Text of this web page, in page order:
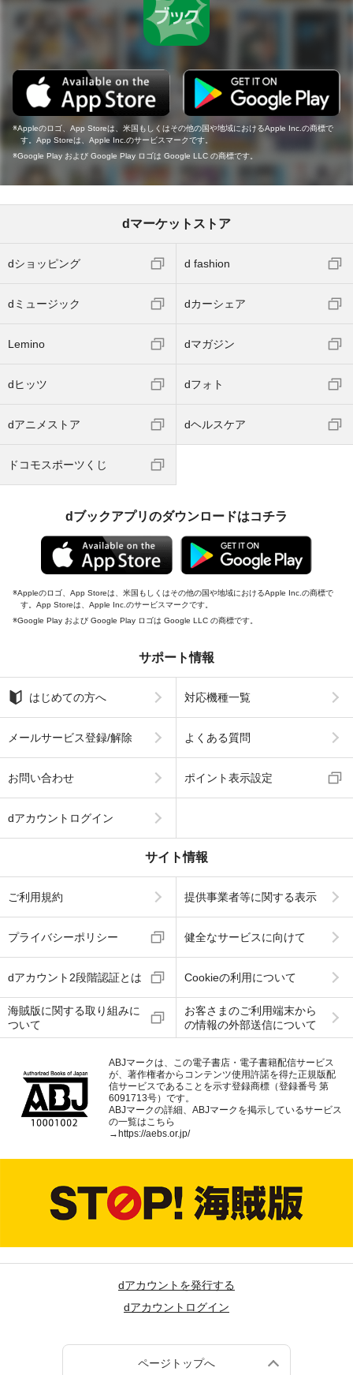
Appleのロゴ、App Storeは、米国もしくはその他の国や地域におけるApple Inc.の商標で
す。App Storeは、Apple Inc.のサービスマークです。
Google Play および Google Play ロゴは Google LLC の商標です。
dマーケットストア
dショッピング d fashion
dミュージック dカーシェア
Lemino dマガジン
dヒッツ dフォト
dアニメストア dヘルスケア
ドコモスポーツくじ
dブックアプリのダウンロードはコチラ
Appleのロゴ、App Storeは、米国もしくはその他の国や地域におけるApple Inc.の商標で
す。App Storeは、Apple Inc.のサービスマークです。
Google Play および Google Play ロゴは Google LLC の商標です。
サポート情報
はじめての方へ 対応機種一覧
メールサービス登録/解除 よくある質問
お問い合わせ ポイント表示設定
dアカウントログイン
サイト情報
ご利用規約 提供事業者等に関する表示
プライバシーポリシー 健全なサービスに向けて
dアカウント2段階認証とは Cookieの利用について
海賊版に関する取り組みに
ついて
お客さまのご利用端末から
の情報の外部送信について
ABJマークは、この電子書店・電子書籍配信サービス
が、著作権者からコンテンツ使用許諾を得た正規版配
信サービスであることを示す登録商標（登録番号 第
6091713号）です。
ABJマークの詳細、ABJマークを掲示しているサービス
の一覧はこちら
→ https://aebs.or.jp/
dアカウントを発行する
dアカウントログイン
ページトップへ